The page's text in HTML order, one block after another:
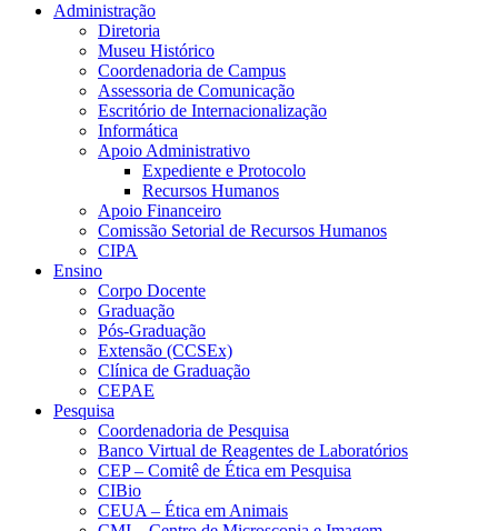
Administração
Diretoria
Museu Histórico
Coordenadoria de Campus
Assessoria de Comunicação
Escritório de Internacionalização
Informática
Apoio Administrativo
Expediente e Protocolo
Recursos Humanos
Apoio Financeiro
Comissão Setorial de Recursos Humanos
CIPA
Ensino
Corpo Docente
Graduação
Pós-Graduação
Extensão (CCSEx)
Clínica de Graduação
CEPAE
Pesquisa
Coordenadoria de Pesquisa
Banco Virtual de Reagentes de Laboratórios
CEP – Comitê de Ética em Pesquisa
CIBio
CEUA – Ética em Animais